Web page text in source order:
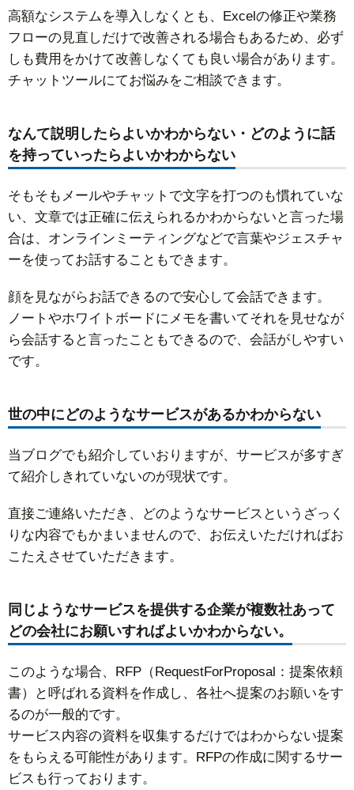
高額なシステムを導入しなくとも、Excelの修正や業務
フローの見直しだけで改善される場合もあるため、必ず
しも費用をかけて改善しなくても良い場合があります。
チャットツールにてお悩みをご相談できます。
なんて説明したらよいかわからない・どのように話
を持っていったらよいかわからない
そもそもメールやチャットで文字を打つのも慣れていな
い、文章では正確に伝えられるかわからないと言った場
合は、オンラインミーティングなどで言葉やジェスチャ
ーを使ってお話することもできます。
顔を見ながらお話できるので安心して会話できます。
ノートやホワイトボードにメモを書いてそれを見せなが
ら会話すると言ったこともできるので、会話がしやすい
です。
世の中にどのようなサービスがあるかわからない
当ブログでも紹介していおりますが、サービスが多すぎ
て紹介しきれていないのが現状です。
直接ご連絡いただき、どのようなサービスというざっく
りな内容でもかまいませんので、お伝えいただければお
こたえさせていただきます。
同じようなサービスを提供する企業が複数社あって
どの会社にお願いすればよいかわからない。
このような場合、RFP（RequestForProposal：提案依頼
書）と呼ばれる資料を作成し、各社へ提案のお願いをす
るのが一般的です。
サービス内容の資料を収集するだけではわからない提案
をもらえる可能性があります。RFPの作成に関するサー
ビスも行っております。